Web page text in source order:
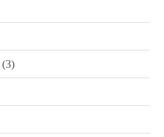
(3)